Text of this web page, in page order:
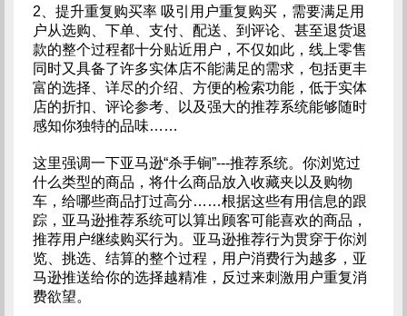
2、提升重复购买率 吸引用户重复购买，需要满足用
户从选购、下单、支付、配送、到评论、甚至退货退
款的整个过程都十分贴近用户，不仅如此，线上零售
同时又具备了许多实体店不能满足的需求，包括更丰
富的选择、详尽的介绍、方便的检索功能，低于实体
店的折扣、评论参考、以及强大的推荐系统能够随时
感知你独特的品味……
这里强调一下亚马逊“杀手锏”---推荐系统。你浏览过
什么类型的商品，将什么商品放入收藏夹以及购物
车，给哪些商品打过高分……根据这些有用信息的跟
踪，亚马逊推荐系统可以算出顾客可能喜欢的商品，
推荐用户继续购买行为。亚马逊推荐行为贯穿于你浏
览、挑选、结算的整个过程，用户消费行为越多，亚
马逊推送给你的选择越精准，反过来刺激用户重复消
费欲望。